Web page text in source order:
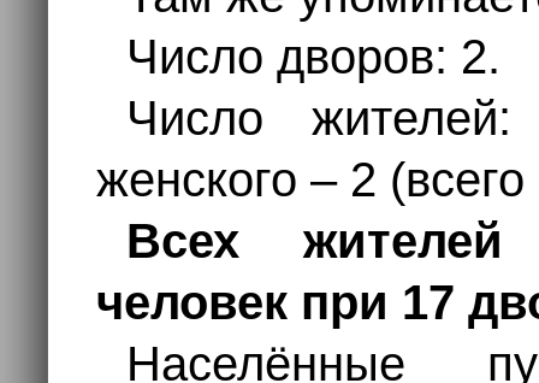
Число дворов: 2.
Число
женского – 2
Всех жителей
человек при 17
Населённые